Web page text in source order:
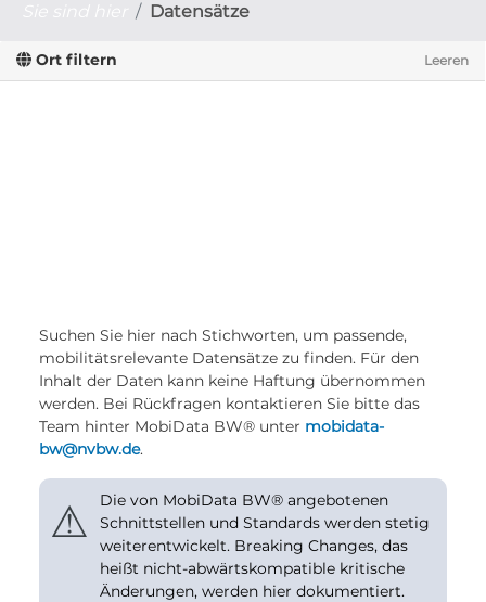
Datensätze
Ort filtern Leeren
Suchen Sie hier nach Stichworten, um passende,
mobilitätsrelevante Datensätze zu finden. Für den
Inhalt der Daten kann keine Haftung übernommen
werden. Bei Rückfragen kontaktieren Sie bitte das
Team hinter MobiData BW® unter mobidata-
bw@nvbw.de.
⚠
Die von MobiData BW® angebotenen
Schnittstellen und Standards werden stetig
weiterentwickelt. Breaking Changes, das
heißt nicht-abwärtskompatible kritische
Änderungen, werden hier dokumentiert.